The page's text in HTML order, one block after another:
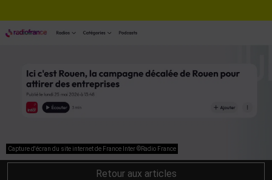
Capture d'écran du site internet de France Inter ©Radio France
Retour aux articles